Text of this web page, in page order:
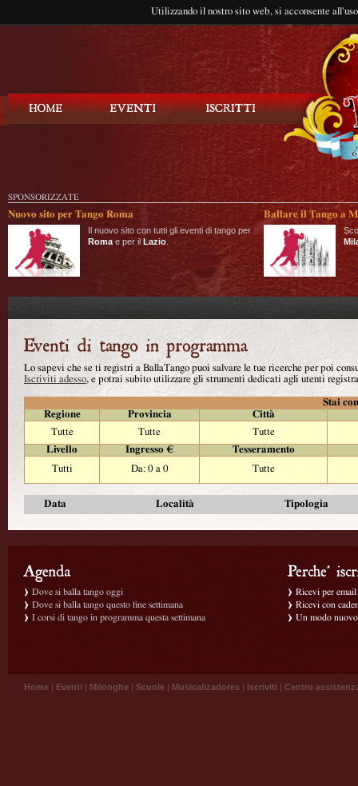
Utilizzando il nostro sito web, si acconsente
SPONSORIZZATE
Nuovo sito per Tango Roma
Il nuovo sito con tutti gli eventi di tango per
Roma e per il Lazio
Ballare il Tango a
Lo sapevi che se ti registri a BallaTango puoi salvare le tue ricerche per poi
Iscriviti adesso, e potrai subito utilizzare gli strumenti dedicati agli utenti
Stai
Regione
Provincia
Città
Tutte
Tutte
Tutte
Livello
Ingresso €
Tesseramento
Tutti
Da: 0 a 0 Tutte
Data Località Tipologia
Dove si balla tango oggi
Dove si balla tango questo fine settimana
I corsi di tango in programma questa settimana
Ricevi per
Ricevi con
Un modo
Home | Eventi | Milonghe | Scuole | Musicalizadores | Iscriviti | Centro